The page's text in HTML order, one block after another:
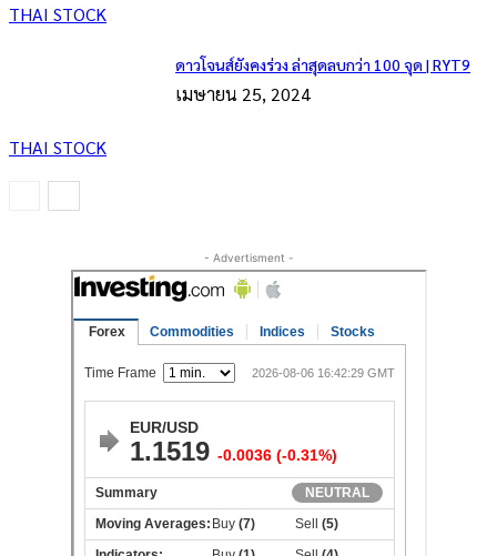
THAI STOCK
THAI STOCK
ดาวโจนส์ยังคงร่วง ล่าสุดลบกว่า 100 จุด | RYT9
เมษายน 25, 2024
- Advertisment -